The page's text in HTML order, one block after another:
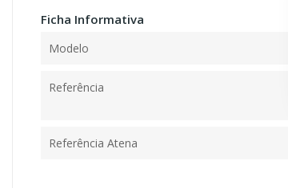
Ficha Informativa
Modelo
Referência
Referência Atena